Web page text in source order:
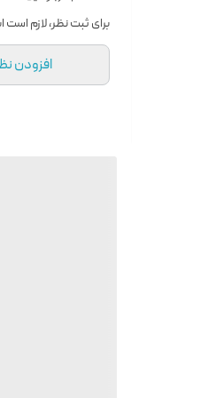
📍ماندگاری : بسیار
📍ساخت : امارات
برای ثبت نظر، لازم
افزودن